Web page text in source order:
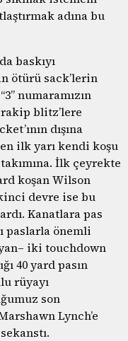
adına bu
baskıyı
ötürü sack’lerin
numaramızın
blitz’lere
dışına
ilk yarı kendi koşu
İlk çeyrekte
koşan Wilson
devre ise bu
Kanatlara pas
paslarla önemli
iki touchdown
40 yard pasın
rüyayı
son
Lynch’e